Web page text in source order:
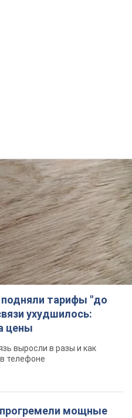
тарифы "до
ухудшилось:
цены
выросли в разы и как
телефоне
прогремели мощные